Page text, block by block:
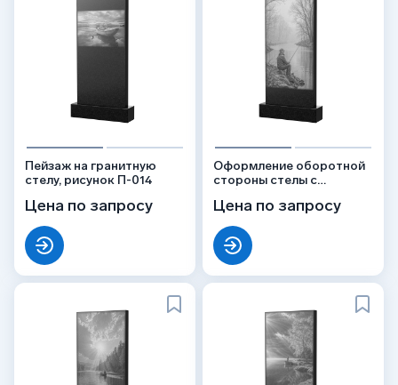
Пейзаж на гранитную
стелу, рисунок П-014
Цена по запросу
Оформление оборотной
стороны стелы с
ОБ-020
Цена по запросу